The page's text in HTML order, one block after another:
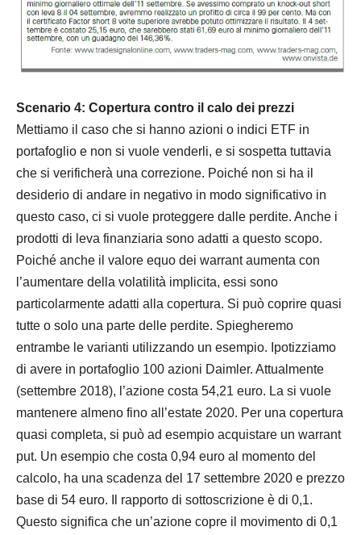
Scenario 4: Copertura contro il calo dei prezzi
Mettiamo il caso che si hanno azioni o indici ETF in
portafoglio e non si vuole venderli, e si sospetta tuttavia
che si verificherà una correzione. Poiché non si ha il
desiderio di andare in negativo in modo significativo in
questo caso, ci si vuole proteggere dalle perdite. Anche i
prodotti di leva finanziaria sono adatti a questo scopo.
Poiché anche il valore equo dei warrant aumenta con
l’aumentare della volatilità implicita, essi sono
particolarmente adatti alla copertura. Si può coprire quasi
tutte o solo una parte delle perdite. Spiegheremo
entrambe le varianti utilizzando un esempio. Ipotizziamo
di avere in portafoglio 100 azioni Daimler. Attualmente
(settembre 2018), l’azione costa 54,21 euro. La si vuole
mantenere almeno fino all’estate 2020. Per una copertura
quasi completa, si può ad esempio acquistare un warrant
put. Un esempio che costa 0,94 euro al momento del
calcolo, ha una scadenza del 17 settembre 2020 e prezzo
base di 54 euro. Il rapporto di sottoscrizione è di 0,1.
Questo significa che un’azione copre il movimento di 0,1